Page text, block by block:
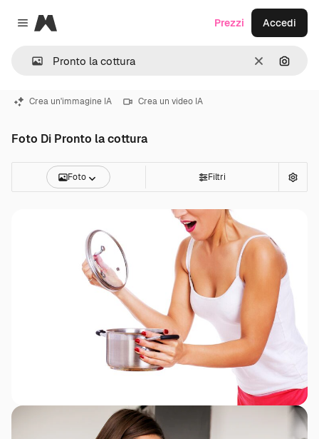
Close menu
Magnific
CancellaCerca
Prezzi Accedi
Crea un'immagine IA Crea un video IA
Foto Di Pronto la cottura
Foto Filtri